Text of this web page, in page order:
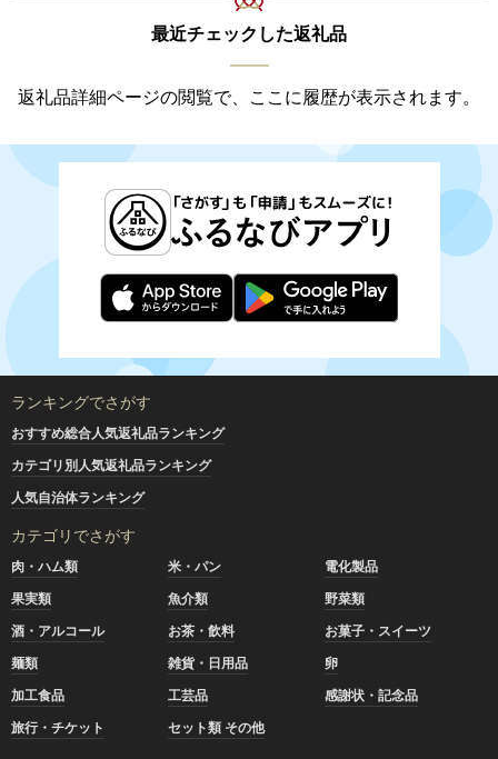
最近チェックした返礼品
返礼品詳細ページの閲覧で、ここに履歴が表示されます。
ランキングでさがす
おすすめ総合人気返礼品ランキング
カテゴリ別人気返礼品ランキング
人気自治体ランキング
カテゴリでさがす
肉・ハム類 米・パン
電化製品
果実類
魚介類
野菜類
酒・アルコール
お茶・飲料
お菓子・スイーツ
麺類
雑貨・日用品
卵
加工食品
工芸品
感謝状・記念品
旅行・チケット
セット類 その他